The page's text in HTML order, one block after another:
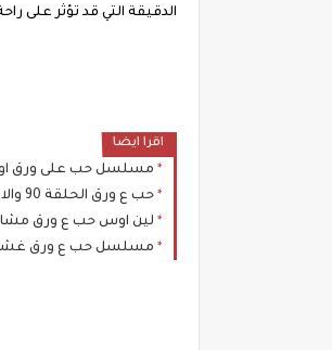
الدقيقة التي قد تؤثر على
اقرا ايضا
مسلسل حب على ورق
حب ع ورق الحلقة 90 والاخيرة
لين اوس حب ع ورق
مسلسل حب ع ورق غشق